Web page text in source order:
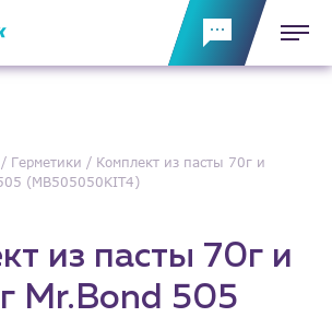
Герметики
Комплект из пасты 70г и
(MB505050KIT4)
из пасты 70г и
Mr.Bond 505